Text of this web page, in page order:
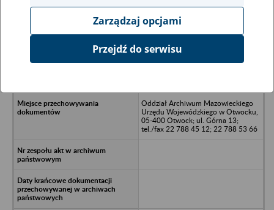
Ukryj wszystkie pozycje bazy
Zakłady Mechaniki Precyzyjnej
Oddział Archiwum Mazowieckiego
Urzędu Wojewódzkiego w Otwocku,
05-400 Otwock; ul. Górna 13;
tel./fax 22 788 45 12; 22 788 53 66
Zarządzaj opcjami
Przejdź do serwisu